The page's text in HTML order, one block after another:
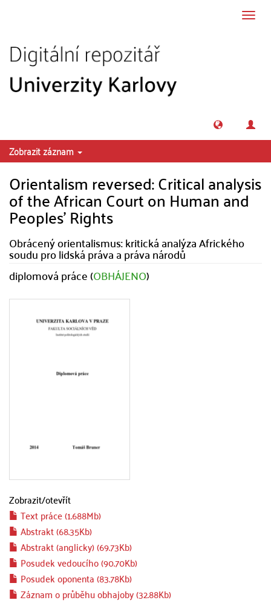
Zobrazit záznam
Orientalism reversed: Critical analysis
of the African Court on Human and
Peoples' Rights
Obrácený orientalismus: kritická analýza Afrického
soudu pro lidská práva a práva národů
diplomová práce (OBHÁJENO)
Zobrazit/otevřít
Text práce (1.688Mb)
Abstrakt (68.35Kb)
Abstrakt (anglicky) (69.73Kb)
Posudek vedoucího (90.70Kb)
Posudek oponenta (83.78Kb)
Záznam o průběhu obhajoby (32.88Kb)